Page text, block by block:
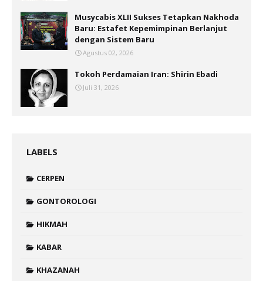
Musycabis XLII Sukses Tetapkan Nakhoda
Baru: Estafet Kepemimpinan Berlanjut
dengan Sistem Baru
Agustus 02, 2026
Tokoh Perdamaian Iran: Shirin Ebadi
Juli 31, 2026
LABELS
CERPEN
GONTOROLOGI
HIKMAH
KABAR
KHAZANAH